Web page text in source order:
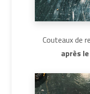
Couteaux de
après